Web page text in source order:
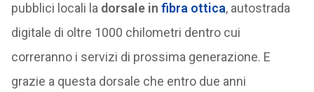
pubblici locali la dorsale in fibra ottica, autostrada
digitale di oltre 1000 chilometri dentro cui
correranno i servizi di prossima generazione. E
grazie a questa dorsale che entro due anni